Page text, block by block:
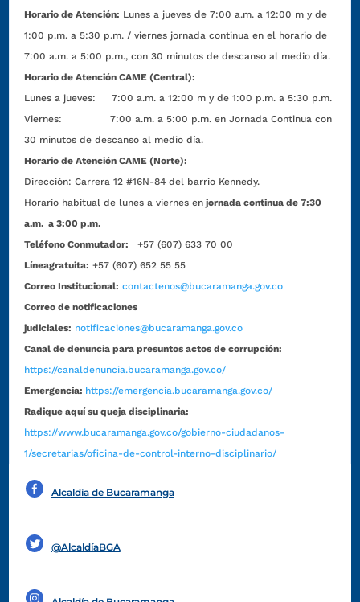
Horario de Atención: Lunes a jueves de 7:00 a.m. a 12:00 m y de
1:00 p.m. a 5:30 p.m. / viernes jornada continua en el horario de
7:00 a.m. a 5:00 p.m., con 30 minutos de descanso al medio día.
Horario de Atención CAME (Central):
Lunes a jueves: 7:00 a.m. a 12:00 m y de 1:00 p.m. a 5:30 p.m.
Viernes: 7:00 a.m. a 5:00 p.m. en Jornada Continua con
30 minutos de descanso al medio día.
Horario de Atención CAME (Norte):
Dirección:Carrera 12 #16N-84 del barrio Kennedy.
Horario habitual de lunes a viernes en jornada continua de 7:30
a.m. a 3:00 p.m.
Teléfono Conmutador:
+57 (607) 633 70 00
Líneagratuita: +57 (607) 652 55 55
Correo Institucional: contactenos@bucaramanga.gov.co
Correo de notificaciones
judiciales: notificaciones@bucaramanga.gov.co
Canal de denuncia para presuntos actos de corrupción:
https://canaldenuncia.bucaramanga.gov.co/
Emergencia: https://emergencia.bucaramanga.gov.co/
Radique aquí su queja disciplinaria:
https://www.bucaramanga.gov.co/gobierno-ciudadanos-
1/secretarias/oficina-de-control-interno-disciplinario/
Alcaldía de Bucaramanga
@AlcaldíaBGA